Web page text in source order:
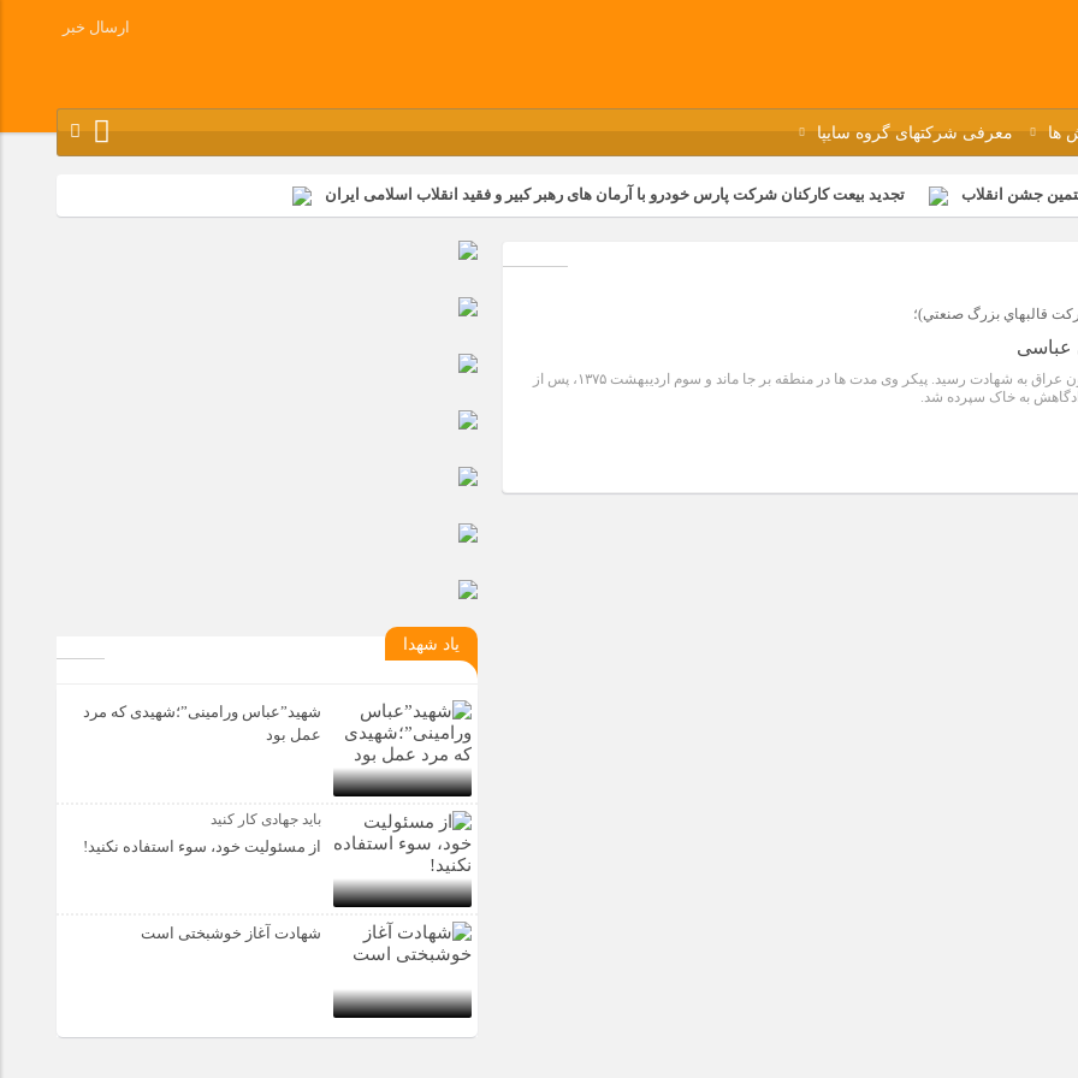
ارسال خبر
ها معرفی شرکتهای گروه سایپا
جشن انقلاب تجدید بیعت کارکنان شرکت پارس خودرو با آرمان های رهبر کبیر و فقید انقلاب اسلامی ایران
شد
فاطمیه مگاموتور تیم شهدای مگاموتور در بزرگترین مسابقات گل کوچک جهان شرکت کرد قالبهاي بزرگ صنعتي)؛
عباسی
هفتم اسفند ۱۳۶۲‏، در جزیره ‏مجنون عراق به شهادت رسید. پیکر وی مدت ها در منطقه بر جا ماند و سوم اردیبهشت ۱۳۷۵‏، پس از
به خاک سپرده ‏شد.
یاد شهدا
شهید”عباس ورامینی”؛شهیدی که مرد
عمل بود
باید جهادی کار کنید
از مسئولیت خود، سوء استفاده نکنید!
شهادت آغاز خوشبختی است